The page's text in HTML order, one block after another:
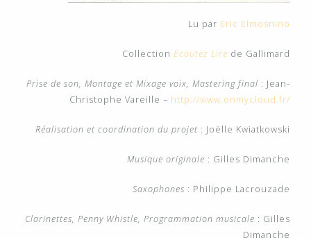
Lu par Eric Elmosnino
Collection Ecoutez Lire de Gallimard
Prise de son, Montage et Mixage voix, Mastering final : Jean-
Christophe Vareille – http://www.onmycloud.fr/
Réalisation et coordination du projet : Joëlle Kwiatkowski
Musique originale : Gilles Dimanche
Saxophones : Philippe Lacrouzade
Clarinettes, Penny Whistle, Programmation musicale : Gilles
Dimanche